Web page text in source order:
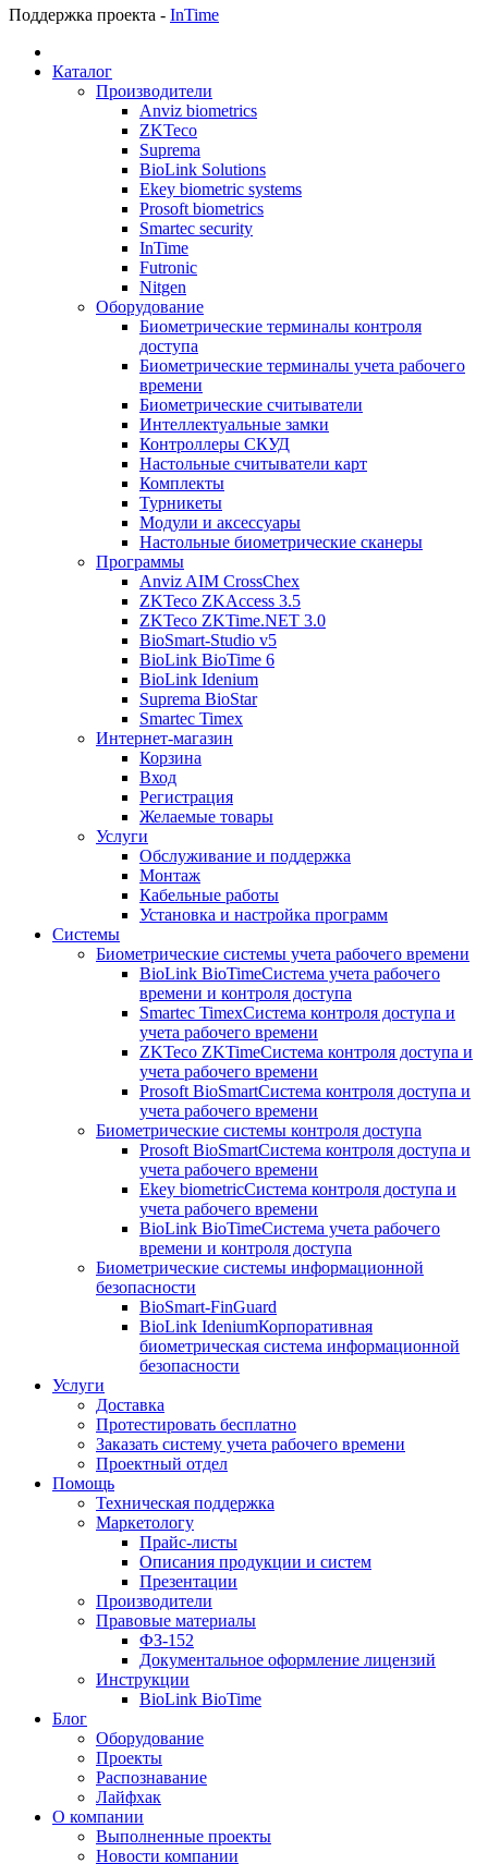
Поддержка проекта - InTime
Каталог
Производители
Anviz biometrics
ZKTeco
Suprema
BioLink Solutions
Ekey biometric systems
Prosoft biometrics
Smartec security
InTime
Futronic
Nitgen
Оборудование
Биометрические терминалы контроля
доступа
Биометрические терминалы учета рабочего
времени
Биометрические считыватели
Интеллектуальные замки
Контроллеры СКУД
Настольные считыватели карт
Комплекты
Турникеты
Модули и аксессуары
Настольные биометрические сканеры
Программы
Anviz AIM CrossChex
ZKTeco ZKAccess 3.5
ZKTeco ZKTime.NET 3.0
BioSmart-Studio v5
BioLink BioTime 6
BioLink Idenium
Suprema BioStar
Smartec Timex
Интернет-магазин
Корзина
Вход
Регистрация
Желаемые товары
Услуги
Обслуживание и поддержка
Монтаж
Кабельные работы
Установка и настройка программ
Системы
Биометрические системы учета рабочего времени
BioLink BioTimeСистема учета рабочего
времени и контроля доступа
Smartec TimexСистема контроля доступа и
учета рабочего времени
ZKTeco ZKTimeСистема контроля доступа и
учета рабочего времени
Prosoft BioSmartСистема контроля доступа и
учета рабочего времени
Биометрические системы контроля доступа
Prosoft BioSmartСистема контроля доступа и
учета рабочего времени
Ekey biometricСистема контроля доступа и
учета рабочего времени
BioLink BioTimeСистема учета рабочего
времени и контроля доступа
Биометрические системы информационной
безопасности
BioSmart-FinGuard
BioLink IdeniumКорпоративная
биометрическая система информационной
безопасности
Услуги
Доставка
Протестировать бесплатно
Заказать систему учета рабочего времени
Проектный отдел
Помощь
Техническая поддержка
Маркетологу
Прайс-листы
Описания продукции и систем
Презентации
Производители
Правовые материалы
ФЗ-152
Документальное оформление лицензий
Инструкции
BioLink BioTime
Блог
Оборудование
Проекты
Распознавание
Лайфхак
О компании
Выполненные проекты
Новости компании